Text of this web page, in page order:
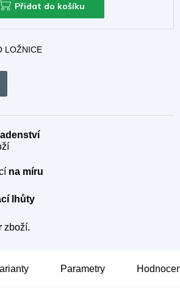
LOŽNICE
Přidat do košíku
na míru
lhůty
zboží.
Parametry